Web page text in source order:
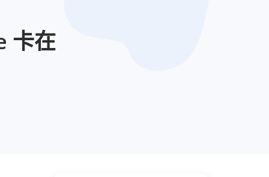
卡在